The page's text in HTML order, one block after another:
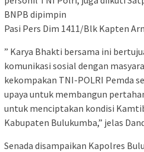
BNPB dipimpin
Pasi Pers Dim 1411/Blk Kapten
” Karya Bhakti bersama ini
komunikasi sosial dengan
kekompakan TNI-POLRI Pemda
upaya untuk membangun
untuk menciptakan kondisi
Kabupaten Bulukumba,” jelas
Senada disampaikan Kapolres